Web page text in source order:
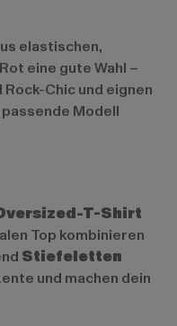
elastischen,
eine gute Wahl –
Chic und eignen
Modell
T-Shirt
Top kombinieren
Stiefeletten
und machen dein